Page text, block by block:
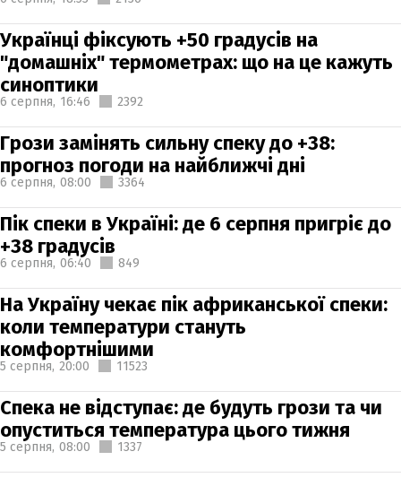
Українці фіксують +50 градусів на
"домашніх" термометрах: що на це кажуть
синоптики
6 серпня, 16:46 2392
Грози замінять сильну спеку до +38:
прогноз погоди на найближчі дні
6 серпня, 08:00 3364
Пік спеки в Україні: де 6 серпня пригріє до
+38 градусів
6 серпня, 06:40 849
На Україну чекає пік африканської спеки:
коли температури стануть
комфортнішими
5 серпня, 20:00 11523
Спека не відступає: де будуть грози та чи
опуститься температура цього тижня
5 серпня, 08:00 1337